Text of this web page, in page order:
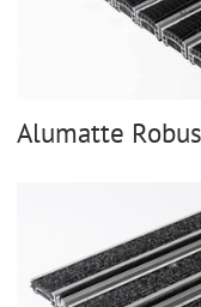
Alumatte